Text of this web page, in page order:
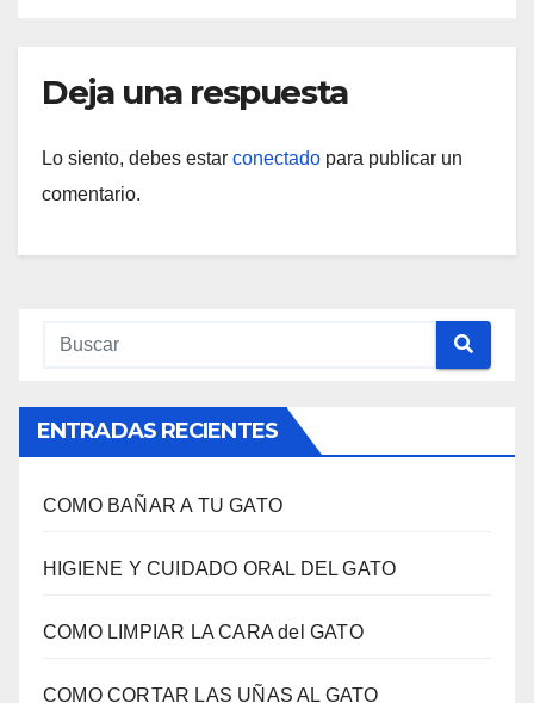
Deja una respuesta
Lo siento, debes estar conectado para publicar un
comentario.
ENTRADAS RECIENTES
COMO BAÑAR A TU GATO
HIGIENE Y CUIDADO ORAL DEL GATO
COMO LIMPIAR LA CARA del GATO
COMO CORTAR LAS UÑAS AL GATO